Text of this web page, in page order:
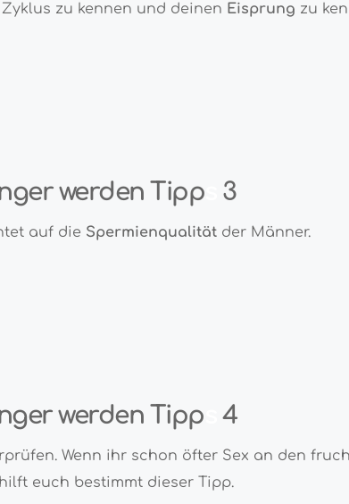
zu kennen und deinen Eisprung zu
werden Tipp 3
auf die Spermienqualität der Männer.
werden Tipp 4
Wenn ihr schon öfter Sex an den
euch bestimmt dieser Tipp.